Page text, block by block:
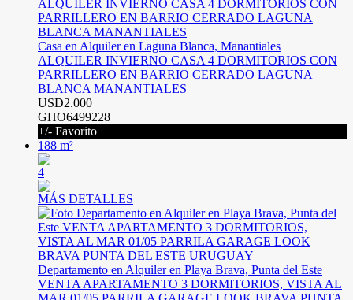
Casa en Alquiler en Laguna Blanca, Manantiales
ALQUILER INVIERNO CASA 4 DORMITORIOS CON
PARRILLERO EN BARRIO CERRADO LAGUNA
BLANCA MANANTIALES
USD2.000
GHO6499228
+/- Favorito
188 m²
4
MÁS DETALLES
Departamento en Alquiler en Playa Brava, Punta del Este
VENTA APARTAMENTO 3 DORMITORIOS, VISTA AL